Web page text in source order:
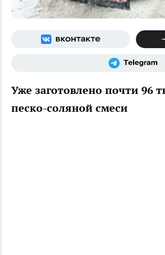
Уже заготовлено почти 96
песко-соляной смеси